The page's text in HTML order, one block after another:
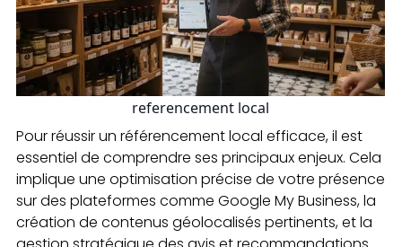
referencement local
Pour réussir un référencement local efficace, il est
essentiel de comprendre ses principaux enjeux. Cela
implique une optimisation précise de votre présence
sur des plateformes comme Google My Business, la
création de contenus géolocalisés pertinents, et la